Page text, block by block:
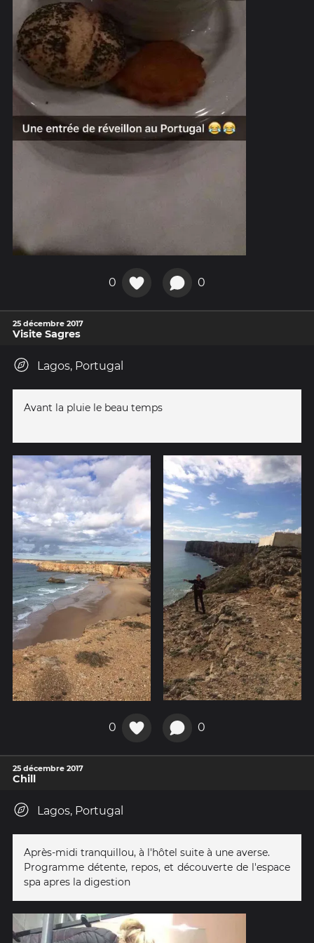
0 0
25 décembre 2017
Visite Sagres
Lagos, Portugal
Avant la pluie le beau temps
0 0
25 décembre 2017
Chill
Lagos, Portugal
Après-midi tranquillou, à l'hôtel suite à une averse.
Programme détente, repos, et découverte de l'espace
spa apres la digestion